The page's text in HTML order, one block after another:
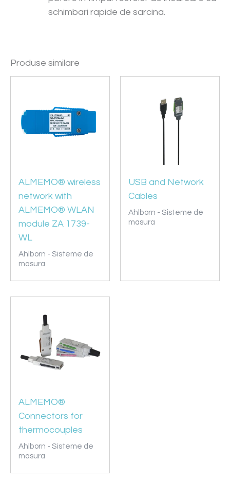
schimbari rapide de sarcina.
Produse similare
ALMEMO® wireless
network with
ALMEMO® WLAN
module ZA 1739-
WL
Ahlborn - Sisteme de
masura
USB and Network
Cables
Ahlborn - Sisteme de
masura
ALMEMO®
Connectors for
thermocouples
Ahlborn - Sisteme de
masura